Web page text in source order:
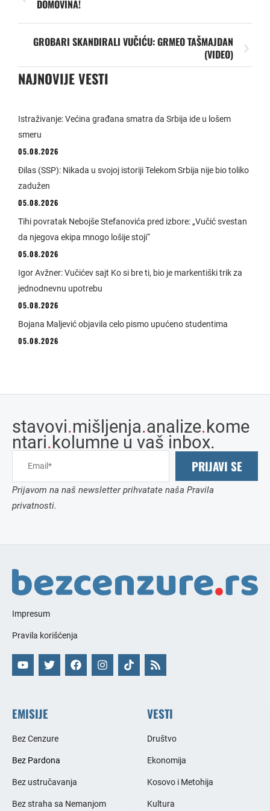
DOMOVINA!
GROBARI SKANDIRALI VUČIĆU: GRMEO TAŠMAJDAN
(VIDEO)
NAJNOVIJE VESTI
Istraživanje: Većina građana smatra da Srbija ide u lošem
smeru
05.08.2026
Đilas (SSP): Nikada u svojoj istoriji Telekom Srbija nije bio toliko
zadužen
05.08.2026
Tihi povratak Nebojše Stefanovića pred izbore: „Vučić svestan
da njegova ekipa mnogo lošije stoji“
05.08.2026
Igor Avžner: Vučićev sajt Ko si bre ti, bio je markentiški trik za
jednodnevnu upotrebu
05.08.2026
Bojana Maljević objavila celo pismo upućeno studentima
05.08.2026
stavovi.mišljenja.analize.kome
ntari.kolumne u vaš inbox.
PRIJAVI SE
Prijavom na naš newsletter prihvatate naša Pravila
privatnosti.
Impresum
Pravila korišćenja
EMISIJE
Bez Cenzure
Bez Pardona
Bez ustručavanja
Bez straha sa Nemanjom
VESTI
Društvo
Ekonomija
Kosovo i Metohija
Kultura